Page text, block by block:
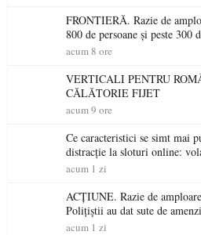
FRONTIERĂ. Razie de
800 de persoane și peste 300
acum 8 ore
VERTICALI PENTRU
CĂLĂTORIE FIJET
acum 9 ore
Ce caracteristici se simt mai
distracție la sloturi online:
acum 1 zi
ACȚIUNE. Razie de
Polițiștii au dat sute de
permis într-o singură zi
acum 1 zi